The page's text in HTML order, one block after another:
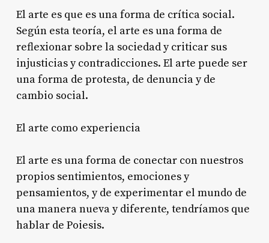
El arte es que es una forma de crítica social.
Según esta teoría, el arte es una forma de
reflexionar sobre la sociedad y criticar sus
injusticias y contradicciones. El arte puede ser
una forma de protesta, de denuncia y de
cambio social.
El arte como experiencia
El arte es una forma de conectar con nuestros
propios sentimientos, emociones y
pensamientos, y de experimentar el mundo de
una manera nueva y diferente, tendríamos que
hablar de Poiesis.